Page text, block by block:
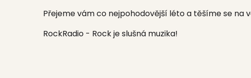
Přejeme vám co nejpohodovější léto a těšíme se na
RockRadio - Rock je slušná muzika!